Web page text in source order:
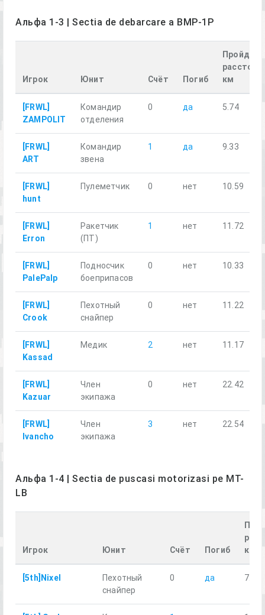
Альфа 1-3 | Sectia de debarcare a BMP-1P
Игрок Юнит Счёт Погиб
км
[FRWL]
ZAMPOLIT
Командир
отделения
0 да 5.74
[FRWL]
ART
Командир
звена
1 да 9.33
[FRWL]
hunt
Пулеметчик 0 нет 10.59
[FRWL]
Erron
Ракетчик
(ПТ)
1 нет 11.72
[FRWL]
PalePalp
Подносчик
боеприпасов
0 нет 10.33
[FRWL]
Crook
Пехотный
снайпер
0 нет 11.22
[FRWL]
Kassad
Медик 2 нет 11.17
[FRWL]
Kazuar
Член
экипажа
0 нет 22.42
[FRWL]
Ivancho
Член
экипажа
3 нет 22.54
Альфа 1-4 | Sectia de puscasi motorizasi pe MT-
LB
Игрок Юнит Счёт Погиб
км
[5th]Nixel
Пехотный
снайпер
0 да 7.85